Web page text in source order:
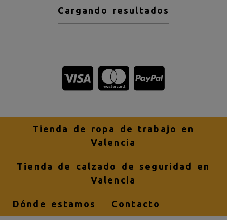
Cargando resultados
Tienda de ropa de trabajo en
Valencia
Tienda de calzado de seguridad en
Valencia
Dónde estamos Contacto